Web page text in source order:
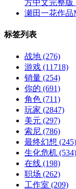
方中文完整版
瀬田一花作品
标签列表
战地 (276)
游戏 (11718)
销量 (254)
你的 (691)
角色 (711)
玩家 (2847)
美元 (297)
索尼 (786)
最终幻想 (245)
生化危机 (534)
在线 (198)
职场 (262)
工作室 (209)